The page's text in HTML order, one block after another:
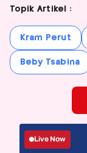
Topik Artikel :
Kram Perut
Beby Tsabina
Live Now